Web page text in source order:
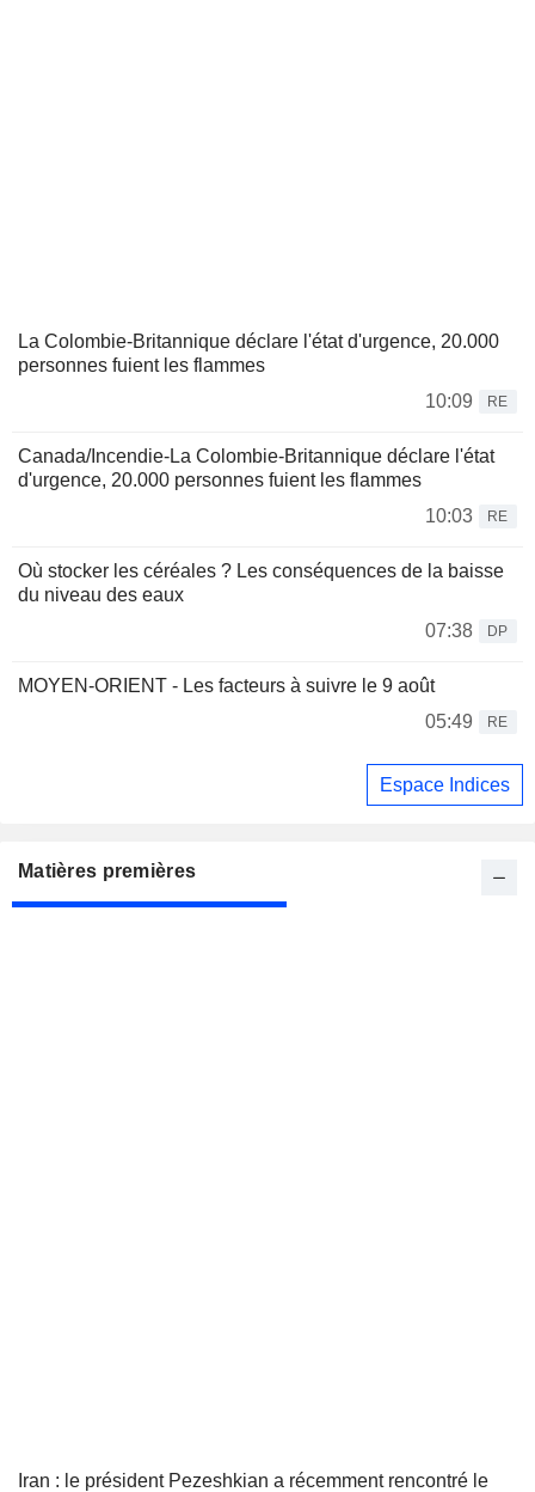
La Colombie-Britannique déclare l'état d'urgence, 20.000
personnes fuient les flammes
10:09
RE
Canada/Incendie-La Colombie-Britannique déclare l'état
d'urgence, 20.000 personnes fuient les flammes
10:03
RE
Où stocker les céréales ? Les conséquences de la baisse
du niveau des eaux
07:38
DP
MOYEN-ORIENT - Les facteurs à suivre le 9 août
05:49
RE
Espace Indices
Matières premières
Iran : le président Pezeshkian a récemment rencontré le